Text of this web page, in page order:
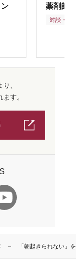
「朝起きられない」
薬剤師
対談・座
、
す。